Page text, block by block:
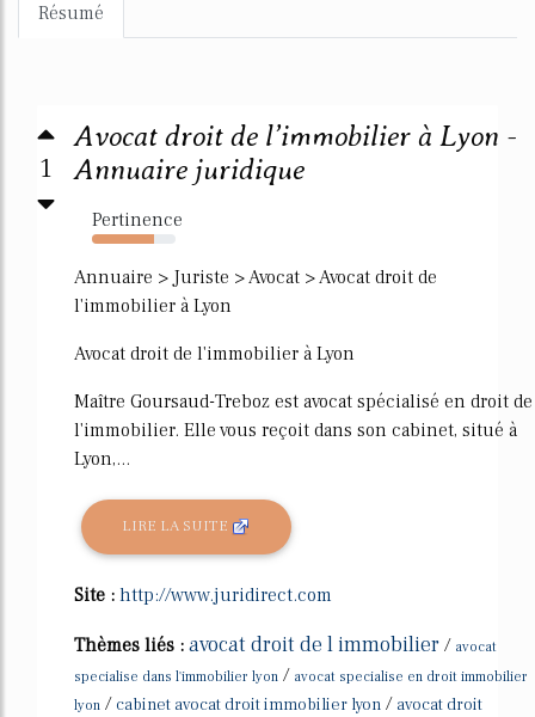
Résumé
1
Avocat droit de l’immobilier à Lyon -
Annuaire juridique
Pertinence
74%
Annuaire > Juriste > Avocat > Avocat droit de
l'immobilier à Lyon
Avocat droit de l'immobilier à Lyon
Maître Goursaud-Treboz est avocat spécialisé en droit de
l'immobilier. Elle vous reçoit dans son cabinet, situé à
Lyon,...
LIRE LA SUITE
Site : http://www.juridirect.com
Thèmes liés : avocat droit de l immobilier / avocat
specialise dans l'immobilier lyon / avocat specialise en droit immobilier
lyon / cabinet avocat droit immobilier lyon / avocat droit